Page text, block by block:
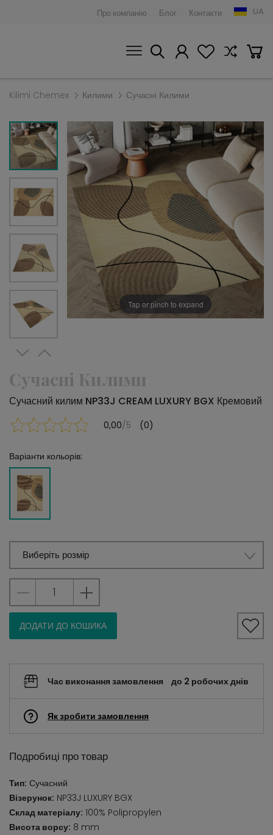
Про компанію Блог Контакти UA
Kilimi Chemex Килими Сучасні Килими
Tap or pinch to expand
Сучасні Килими
Сучасний килим NP33J CREAM LUXURY BGX Кремовий
0,00/5 (0)
Варіанти кольорів:
Виберіть розмір
ДОДАТИ ДО КОШИКА
Час виконання замовлення до 2 робочих днів
Як зробити замовлення
Подробиці про товар
Тип: Сучасний
Візерунок: NP33J LUXURY BGX
Склад матеріалу: 100% Polipropylen
Висота ворсу: 8 mm